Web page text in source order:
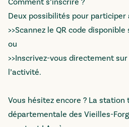
Comment s’inscrire ?
Deux possibilités pour participer
>>Scannez le QR code
ou
>>Inscrivez-vous directement
l’activité.
Vous hésitez encore ? La station
départementale des Vieilles-